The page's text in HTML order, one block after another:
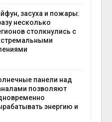
засуха и пожары:
несколько
столкнулись с
панели над
позволяют
энергию и